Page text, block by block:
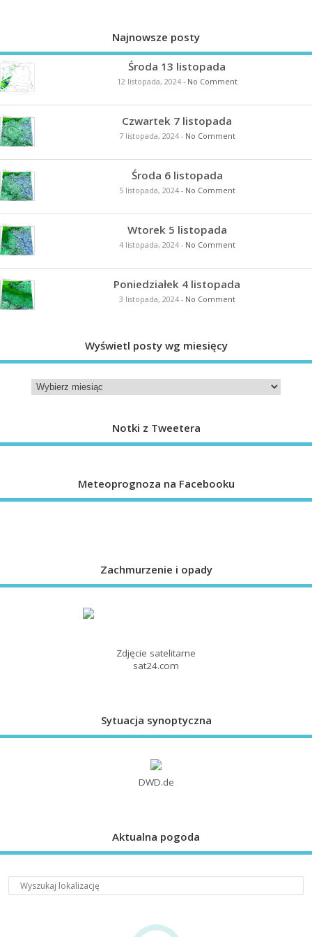
Najnowsze posty
Środa 13 listopada
12 listopada, 2024- No Comment
Czwartek 7 listopada
7 listopada, 2024- No Comment
Środa 6 listopada
5 listopada, 2024- No Comment
Wtorek 5 listopada
4 listopada, 2024- No Comment
Poniedziałek 4 listopada
3 listopada, 2024- No Comment
Wyświetl posty wg miesięcy
Notki z Tweetera
Meteoprognoza na Facebooku
Zachmurzenie i opady
Zdjęcie satelitarne
sat24.com
Sytuacja synoptyczna
DWD.de
Aktualna pogoda